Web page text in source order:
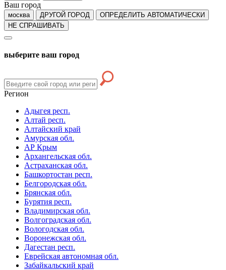
Ваш город
москва ДРУГОЙ ГОРОД
ОПРЕДЕЛИТЬ АВТОМАТИЧЕСКИ
НЕ СПРАШИВАТЬ
выберите ваш город
Регион
Адыгея респ.
Алтай респ.
Алтайский край
Амурская обл.
АР Крым
Архангельская обл.
Астраханская обл.
Башкортостан респ.
Белгородская обл.
Брянская обл.
Бурятия респ.
Владимирская обл.
Волгоградская обл.
Вологодская обл.
Воронежская обл.
Дагестан респ.
Еврейская автономная обл.
Забайкальский край